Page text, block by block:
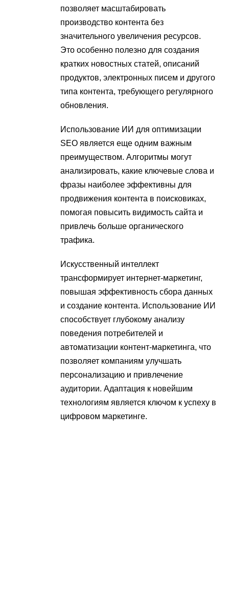
позволяет масштабировать
производство контента без
значительного увеличения ресурсов.
Это особенно полезно для создания
кратких новостных статей, описаний
продуктов, электронных писем и другого
типа контента, требующего регулярного
обновления.
Использование ИИ для оптимизации
SEO является еще одним важным
преимуществом. Алгоритмы могут
анализировать, какие ключевые слова и
фразы наиболее эффективны для
продвижения контента в поисковиках,
помогая повысить видимость сайта и
привлечь больше органического
трафика.
Искусственный интеллект
трансформирует интернет-маркетинг,
повышая эффективность сбора данных
и создание контента. Использование ИИ
способствует глубокому анализу
поведения потребителей и
автоматизации контент-маркетинга, что
позволяет компаниям улучшать
персонализацию и привлечение
аудитории. Адаптация к новейшим
технологиям является ключом к успеху в
цифровом маркетинге.